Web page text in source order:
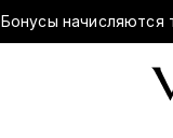
Бонусы начисляются